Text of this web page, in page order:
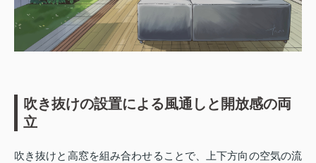
吹き抜けの設置による風通しと開放感の両
立
吹き抜けと高窓を組み合わせることで、上下方向の空気の流